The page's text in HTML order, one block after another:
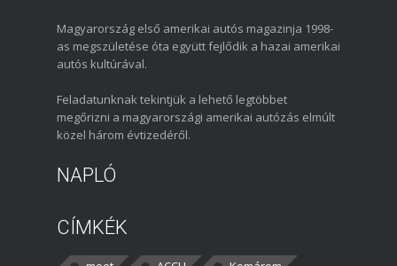
Magyarország első amerikai autós magazinja 1998-
as megszületése óta együtt fejlődik a hazai amerikai
autós kultúrával.
Feladatunknak tekintjük a lehető legtöbbet
megőrizni a magyarországi amerikai autózás elmúlt
közel három évtizedéről.
NAPLÓ
CÍMKÉK